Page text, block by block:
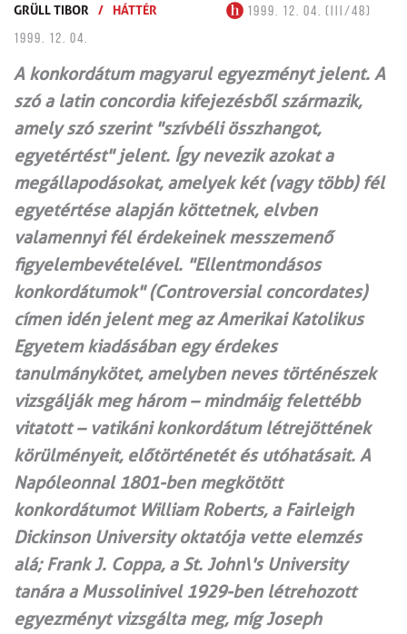
GRÜLL TIBOR / HÁTTÉR
1999. 12. 04. (III/48)
1999. 12. 04.
A konkordátum magyarul egyezményt jelent. A
szó a latin concordia kifejezésből származik,
amely szó szerint "szívbéli összhangot,
egyetértést" jelent. Így nevezik azokat a
megállapodásokat, amelyek két (vagy több) fél
egyetértése alapján köttetnek, elvben
valamennyi fél érdekeinek messzemenő
figyelembevételével. "Ellentmondásos
konkordátumok" (Controversial concordates)
címen idén jelent meg az Amerikai Katolikus
Egyetem kiadásában egy érdekes
tanulmánykötet, amelyben neves történészek
vizsgálják meg három – mindmáig felettébb
vitatott – vatikáni konkordátum létrejöttének
körülményeit, előtörténetét és utóhatásait. A
Napóleonnal 1801-ben megkötött
konkordátumot William Roberts, a Fairleigh
Dickinson University oktatója vette elemzés
alá; Frank J. Coppa, a St. John\'s University
tanára a Mussolinivel 1929-ben létrehozott
egyezményt vizsgálta meg, míg Joseph